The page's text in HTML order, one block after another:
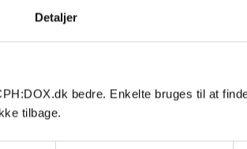
Detaljer
bedre. Enkelte bruges til at
tilbage.